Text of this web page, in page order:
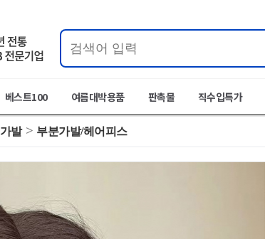
베스트100 여름대박용품 판촉물 직수입특가
가발 부분가발/헤어피스